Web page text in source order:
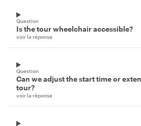
Question
Is the tour wheelchair accessible?
voir la réponse
Question
Can we adjust the start time or
tour?
voir la réponse